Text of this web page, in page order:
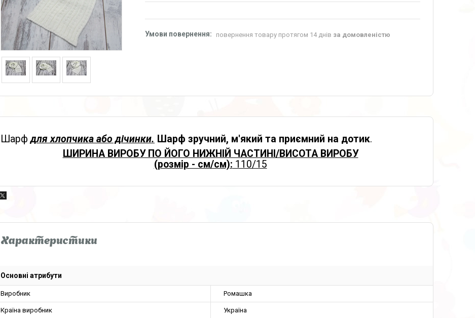
повернення товару протягом 14 днів за домовленістю
Шарфдля хлопчика або дічинки. Шарф зручний, м'який та приємний на дотик.
ШИРИНА ВИРОБУ ПО ЙОГО НИЖНІЙ ЧАСТИНІ/ВИСОТА ВИРОБУ
(розмір - см/см): 110/15
Характеристики
Основні атрибути
Виробник Ромашка
Країна виробник Україна